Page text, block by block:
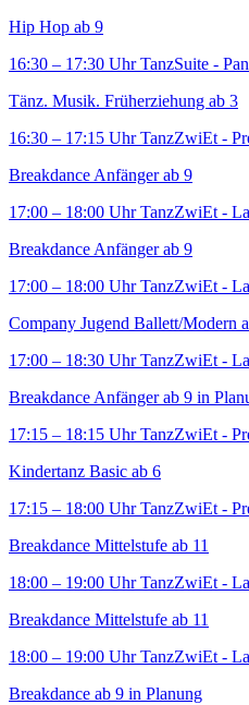
Hip Hop ab 9
16:30 – 17:30 Uhr TanzSuite -
Tänz. Musik. Früherziehung ab 3
16:30 – 17:15 Uhr TanzZwiEt -
Breakdance Anfänger ab 9
17:00 – 18:00 Uhr TanzZwiEt -
Breakdance Anfänger ab 9
17:00 – 18:00 Uhr TanzZwiEt -
Company Jugend Ballett/Modern
17:00 – 18:30 Uhr TanzZwiEt -
Breakdance Anfänger ab 9 in
17:15 – 18:15 Uhr TanzZwiEt -
Kindertanz Basic ab 6
17:15 – 18:00 Uhr TanzZwiEt -
Breakdance Mittelstufe ab 11
18:00 – 19:00 Uhr TanzZwiEt -
Breakdance Mittelstufe ab 11
18:00 – 19:00 Uhr TanzZwiEt -
Breakdance ab 9 in Planung